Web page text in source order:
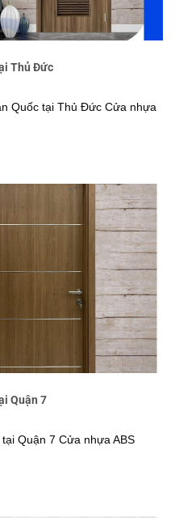
Thủ Đức
Quốc tại Thủ Đức Cửa nhựa
Quận 7
Quận 7 Cửa nhựa ABS